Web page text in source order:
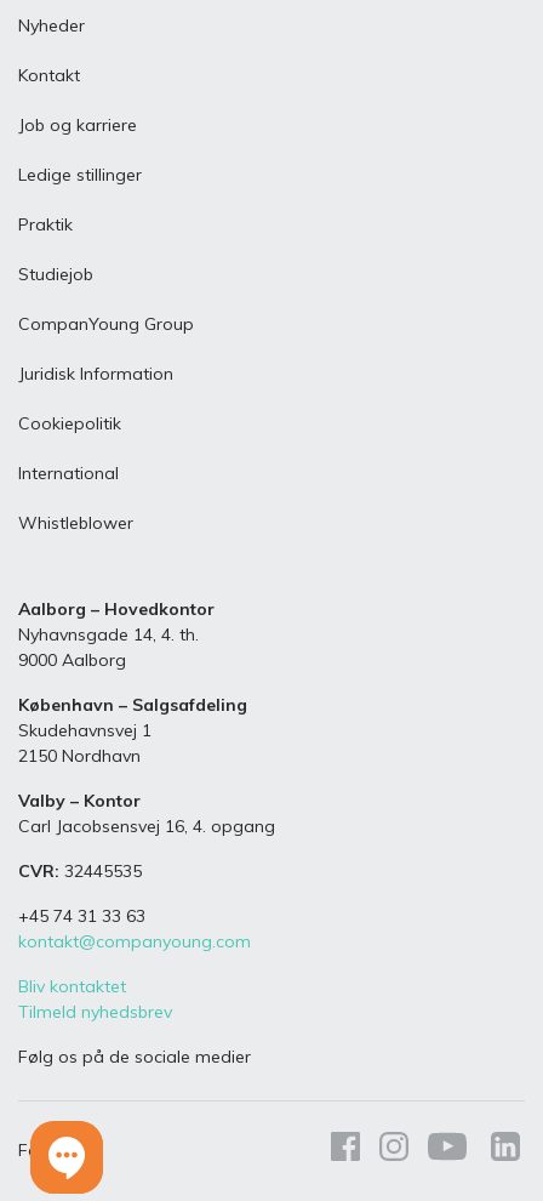
Nyheder
Kontakt
Job og karriere
Ledige stillinger
Praktik
Studiejob
CompanYoung Group
Juridisk Information
Cookiepolitik
International
Whistleblower
Aalborg – Hovedkontor
Nyhavnsgade 14, 4. th.
9000 Aalborg
København – Salgsafdeling
Skudehavnsvej 1
2150 Nordhavn
Valby – Kontor
Carl Jacobsensvej 16, 4. opgang
CVR: 32445535
+45 74 31 33 63
kontakt@companyoung.com
Bliv kontaktet
Tilmeld nyhedsbrev
Følg os på de sociale medier
Følg os